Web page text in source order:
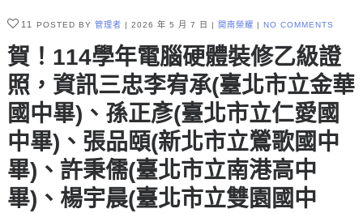
11 POSTED BY 管理者 2026 年 5 月 7 日 開南榮耀 NO COMMENTS
賀！114學年電腦硬體裝修乙級證
照，資訊三忠李宥承(臺北市立金華
國中畢)、孫正彥(臺北市立仁愛國
中畢)、張品頤(新北市立鶯歌國中
畢)、許秉儒(臺北市立南港高中
畢)、楊宇晨(臺北市立雙園國中